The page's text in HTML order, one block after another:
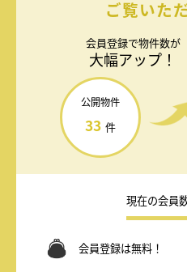
ご覧いた
会員登録で物件数が
大幅アップ！
公開物件
33 件
現在の会員
会員登録は無料！